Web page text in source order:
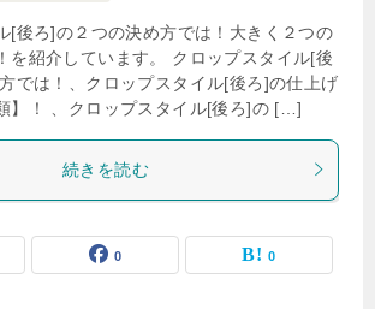
[後ろ]の２つの決め方では！大きく２つの
を紹介しています。 クロップスタイル[後
では！、クロップスタイル[後ろ]の仕上げ
】！ 、クロップスタイル[後ろ]の […]
続きを読む
0 0